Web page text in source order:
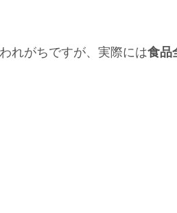
れがちですが、実際には食品